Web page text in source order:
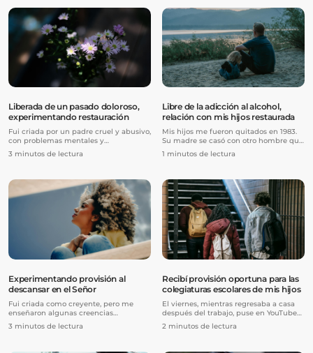
también por sus expectativas de que
sobresaliera en mis estudios.
Creía que Él podía ayudarme, pero
también pensaba que ese peso me
correspondía a mí llevarlo. Pensaba
que solo cuando superara la lucha,
Jesús y yo podríamos seguir adelante.
Liberada de un pasado doloroso,
experimentando restauración
Fui criada por un padre cruel y abusivo,
con problemas mentales y
extremadamente legalista. Pasé mi
infancia temiéndole y luchando
autoestima era muy baja. Pensaba que
era horriblemente fea, tonta y una
carga para cualquiera que me
3 minutos de lectura
Libre de la adicción al alcohol,
relación con mis hijos restaurada
Mis hijos me fueron quitados en 1983.
Su madre se casó con otro hombre que
adoptó a mis hijos, y trataron de
impedir que volviera a verlos.
1 minutos de lectura
Experimentando provisión al
descansar en el Señor
Fui criada como creyente, pero me
enseñaron algunas creencias
limitantes. Pensaba que, si estaba
confiando en Dios por algo y pecaba,
3 minutos de lectura
Recibí provisión oportuna para las
colegiaturas escolares de mis hijos
El viernes, mientras regresaba a casa
después del trabajo, puse en YouTube
el sermón del pastor Prince titulado
“Live the Let-Go Life”. Fue una palabra
2 minutos de lectura